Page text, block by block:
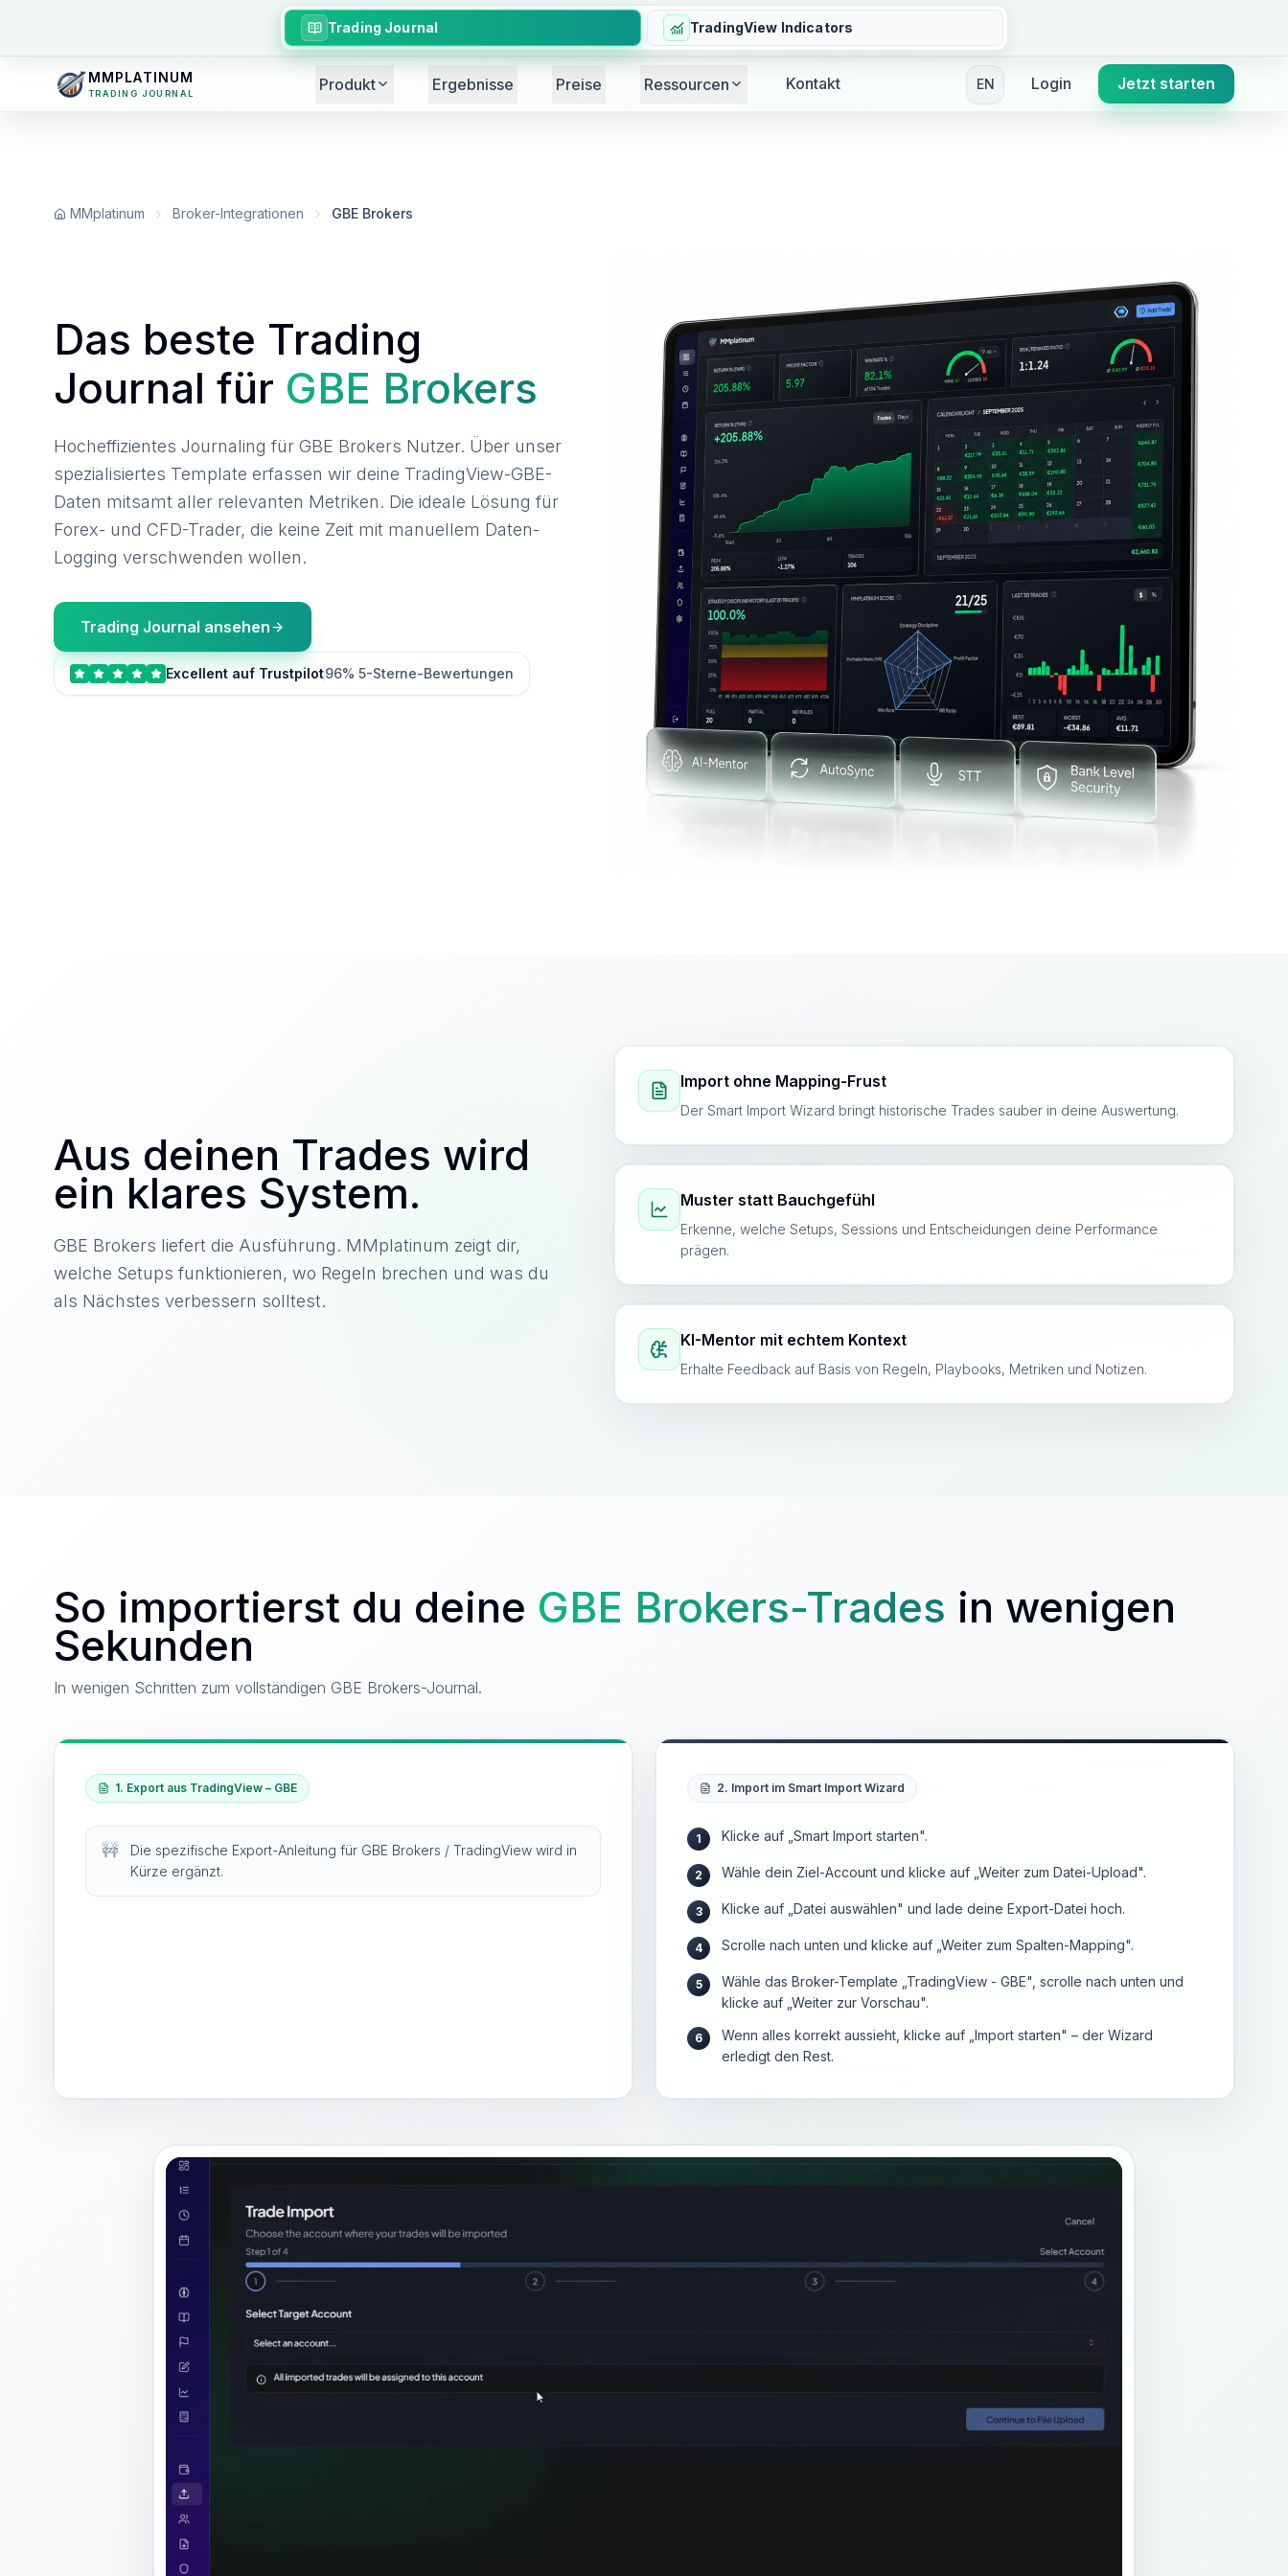
Trading Journal TradingView Indicators
MMPLATINUM
TRADING JOURNAL Produkt Ergebnisse Preise Ressourcen Kontakt EN Login Jetzt starten
MMplatinum Broker-Integrationen GBE Brokers
Das beste Trading
Journal für GBE Brokers
Hocheffizientes Journaling für GBE Brokers Nutzer. Über unser
spezialisiertes Template erfassen wir deine TradingView-GBE-
Daten mitsamt aller relevanten Metriken. Die ideale Lösung für
Forex- und CFD-Trader, die keine Zeit mit manuellem Daten-
Logging verschwenden wollen.
Trading Journal ansehen
Excellent auf Trustpilot96% 5-Sterne-Bewertungen
Aus deinen Trades wird
ein klares System.
GBE Brokers liefert die Ausführung. MMplatinum zeigt dir,
welche Setups funktionieren, wo Regeln brechen und was du
als Nächstes verbessern solltest.
Import ohne Mapping-Frust
Der Smart Import Wizard bringt historische Trades sauber in deine Auswertung.
Muster statt Bauchgefühl
Erkenne, welche Setups, Sessions und Entscheidungen deine Performance
prägen.
KI-Mentor mit echtem Kontext
Erhalte Feedback auf Basis von Regeln, Playbooks, Metriken und Notizen.
So importierst du deine GBE Brokers-Trades in wenigen
Sekunden
In wenigen Schritten zum vollständigen GBE Brokers-Journal.
1. Export aus TradingView – GBE
🚧
Die spezifische Export-Anleitung für GBE Brokers / TradingView wird in
Kürze ergänzt.
2. Import im Smart Import Wizard
1 Klicke auf „Smart Import starten".
2 Wähle dein Ziel-Account und klicke auf „Weiter zum Datei-Upload".
3 Klicke auf „Datei auswählen" und lade deine Export-Datei hoch.
4 Scrolle nach unten und klicke auf „Weiter zum Spalten-Mapping".
5
Wähle das Broker-Template „TradingView - GBE", scrolle nach unten und
klicke auf „Weiter zur Vorschau".
6
Wenn alles korrekt aussieht, klicke auf „Import starten" – der Wizard
erledigt den Rest.